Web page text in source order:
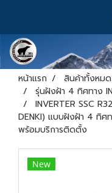
หน้าแรก สินค้าทั้งหมด
รุ่นฝังฝ้า 4 ทิศทาง
INVERTER SSC
DENKI) แบบฝังฝ้า 4 ทิศ
พร้อมบริการติดตั้ง
New